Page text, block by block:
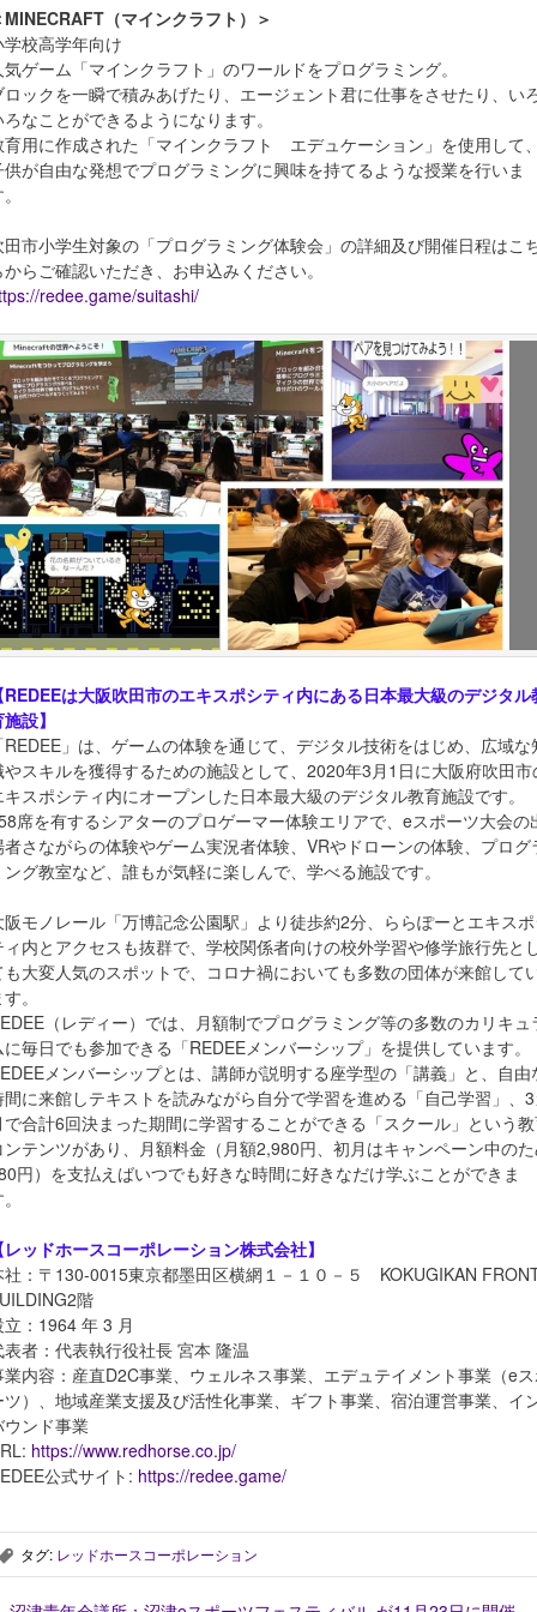
MINECRAFT（マインクラフト）＞
学校高学年向け
気ゲーム「マインクラフト」のワールドをプログラミング。
ロックを一瞬で積みあげたり、エージェント君に仕事をさせたり、い
ろなことができるようになります。
育用に作成された「マインクラフト エデュケーション」を使用して、
供が自由な発想でプログラミングに興味を持てるような授業を行いま
田市小学生対象の「プログラミング体験会」の詳細及び開催日程はこ
からご確認いただき、お申込みください。
redee.game/suitashi/
REDEEは大阪吹田市のエキスポシティ内にある日本最大級のデジタル
設】
REDEE」は、ゲームの体験を通じて、デジタル技術をはじめ、広域な
やスキルを獲得するための施設として、2020年3月1日に大阪府吹田市
キスポシティ内にオープンした日本最大級のデジタル教育施設です。
席を有するシアターのプロゲーマー体験エリアで、eスポーツ大会の
者さながらの体験やゲーム実況者体験、VRやドローンの体験、プログ
ング教室など、誰もが気軽に楽しんで、学べる施設です。
阪モノレール「万博記念公園駅」より徒歩約2分、ららぽーとエキス
ィ内とアクセスも抜群で、学校関係者向けの校外学習や修学旅行先と
も大変人気のスポットで、コロナ禍においても多数の団体が来館して
。
（レディー）では、月額制でプログラミング等の多数のカリキュ
に毎日でも参加できる「REDEEメンバーシップ」を提供しています。
メンバーシップとは、講師が説明する座学型の「講義」と、自由
間に来館しテキストを読みながら自分で学習を進める「自己学習」、3
で合計6回決まった期間に学習することができる「スクール」という
ンテンツがあり、月額料金（月額2,980円、初月はキャンペーン中の
円）を支払えばいつでも好きな時間に好きなだけ学ぶことができま
レッドホースコーポレーション株式会社】
社：〒130-0015東京都墨田区横網１－１０－５ KOKUGIKAN
階
立：1964 年 3 月
表者：代表執行役社長 宮本 隆温
業内容：産直D2C事業、ウェルネス事業、エデュテイメント事業（e
ツ）、地域産業支援及び活性化事業、ギフト事業、宿泊運営事業、イ
ウンド事業
https://www.redhorse.co.jp/
公式サイト: https://redee.game/
タグ: レッドホースコーポレーション